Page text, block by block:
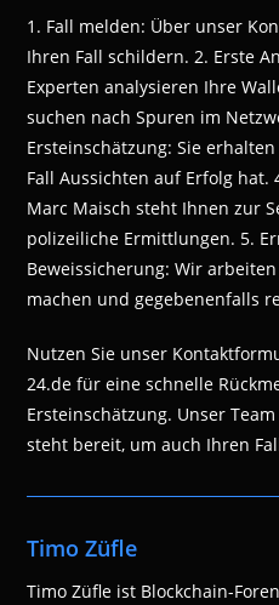
1. Fall melden: Über unser
Ihren Fall schildern. 2. Erste
Experten analysieren Ihre
suchen nach Spuren im
Ersteinschätzung: Sie
Fall Aussichten auf Erfolg hat.
Marc Maisch steht Ihnen zur
polizeiliche Ermittlungen. 5.
Beweissicherung: Wir
machen und gegebenenfalls
Nutzen Sie unser
24.de für eine schnelle
Ersteinschätzung. Unser
steht bereit, um auch Ihren
Timo Züfle
Timo Züfle ist Blockchain-